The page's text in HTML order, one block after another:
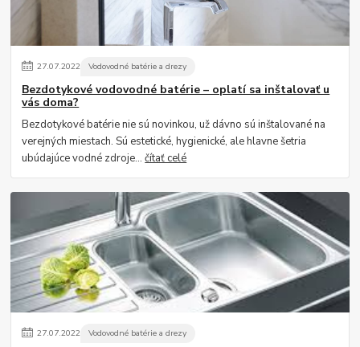
27.07.2022 Vodovodné batérie a drezy
Bezdotykové vodovodné batérie – oplatí sa inštalovať u
vás doma?
Bezdotykové batérie nie sú novinkou, už dávno sú inštalované na
verejných miestach. Sú estetické, hygienické, ale hlavne šetria
ubúdajúce vodné zdroje...čítať celé
27.07.2022 Vodovodné batérie a drezy